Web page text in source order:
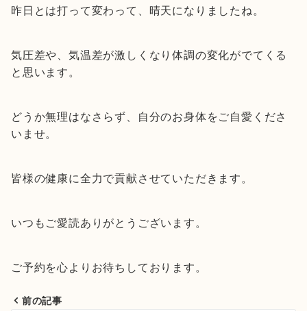
昨日とは打って変わって、晴天になりましたね。
気圧差や、気温差が激しくなり体調の変化がでてくる
と思います。
どうか無理はなさらず、自分のお身体をご自愛くださ
いませ。
皆様の健康に全力で貢献させていただきます。
いつもご愛読ありがとうございます。
ご予約を心よりお待ちしております。
前の記事